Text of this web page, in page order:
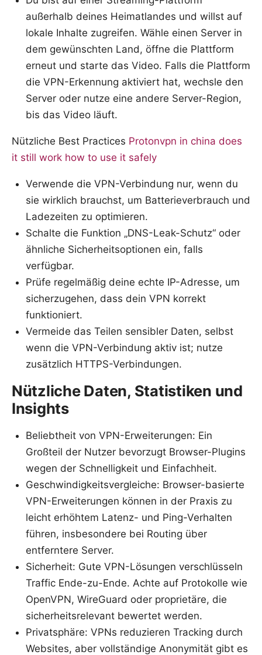
außerhalb deines Heimatlandes und willst auf
lokale Inhalte zugreifen. Wähle einen Server in
dem gewünschten Land, öffne die Plattform
erneut und starte das Video. Falls die Plattform
die VPN-Erkennung aktiviert hat, wechsle den
Server oder nutze eine andere Server-Region,
bis das Video läuft.
Nützliche Best Practices Protonvpn in china does
it still work how to use it safely
Verwende die VPN-Verbindung nur, wenn du
sie wirklich brauchst, um Batterieverbrauch und
Ladezeiten zu optimieren.
Schalte die Funktion „DNS-Leak-Schutz“ oder
ähnliche Sicherheitsoptionen ein, falls
verfügbar.
Prüfe regelmäßig deine echte IP-Adresse, um
sicherzugehen, dass dein VPN korrekt
funktioniert.
Vermeide das Teilen sensibler Daten, selbst
wenn die VPN-Verbindung aktiv ist; nutze
zusätzlich HTTPS-Verbindungen.
Nützliche Daten, Statistiken und
Insights
Beliebtheit von VPN-Erweiterungen: Ein
Großteil der Nutzer bevorzugt Browser-Plugins
wegen der Schnelligkeit und Einfachheit.
Geschwindigkeitsvergleiche: Browser-basierte
VPN-Erweiterungen können in der Praxis zu
leicht erhöhtem Latenz- und Ping-Verhalten
führen, insbesondere bei Routing über
entferntere Server.
Sicherheit: Gute VPN-Lösungen verschlüsseln
Traffic Ende-zu-Ende. Achte auf Protokolle wie
OpenVPN, WireGuard oder proprietäre, die
sicherheitsrelevant bewertet werden.
Privatsphäre: VPNs reduzieren Tracking durch
Websites, aber vollständige Anonymität gibt es